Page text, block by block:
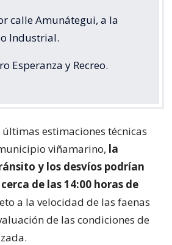
calle Amunátegui, a la
Industrial.
Esperanza y Recreo.
estimaciones técnicas
viñamarino, la
y los desvíos podrían
de las 14:00 horas de
a la velocidad de las faenas
de las condiciones de